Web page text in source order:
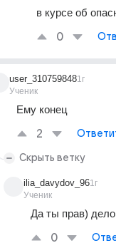
в курсе об
0
user_310759848
Ученик
1г
Ему конец
2
Скрыть ветку
ilia_davydov_96
Ученик
1г
Да ты прав)
0